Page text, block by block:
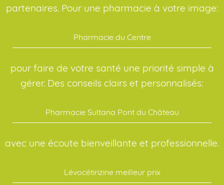
partenaires. Pour une pharmacie à votre image:
Pharmacie du Centre
pour faire de votre santé une priorité simple à
gérer. Des conseils clairs et personnalisés:
Pharmacie Sultana Pont du Château
avec une écoute bienveillante et professionnelle.
Lévocétirizine meilleur prix